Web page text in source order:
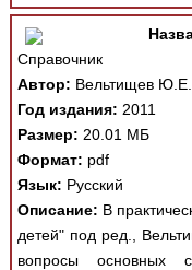
Справочник
Автор: Вельтищев
Год издания: 2011
Размер: 20.01 МБ
Формат: pdf
Язык: Русский
Описание: В
детей" под ред.,
вопросы основных